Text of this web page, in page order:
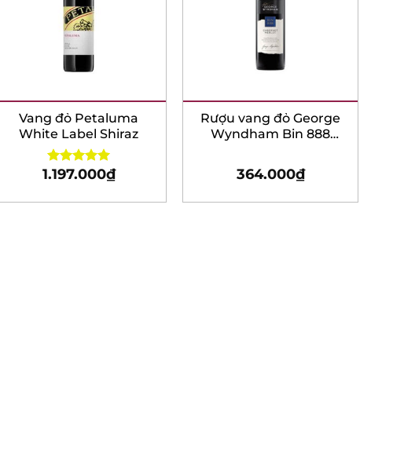
Vang đỏ Petaluma
White Label Shiraz
Rated5.00
1.197.000₫
Rượu vang đỏ George
Wyndham Bin 888
750ml
364.000₫